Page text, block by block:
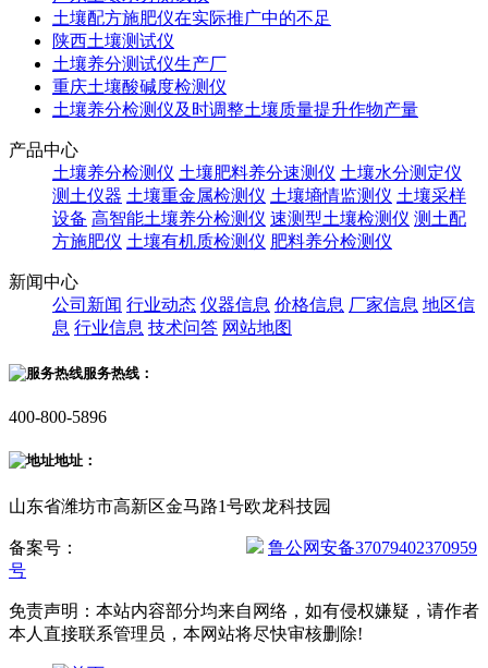
土壤配方施肥仪在实际推广中的不足
陕西土壤测试仪
土壤养分测试仪生产厂
重庆土壤酸碱度检测仪
土壤养分检测仪及时调整土壤质量提升作物产量
产品中心
土壤养分检测仪 土壤肥料养分速测仪 土壤水分测定仪
测土仪器 土壤重金属检测仪 土壤墒情监测仪 土壤采样
设备 高智能土壤养分检测仪 速测型土壤检测仪 测土配
方施肥仪 土壤有机质检测仪 肥料养分检测仪
新闻中心
公司新闻 行业动态 仪器信息 价格信息 厂家信息 地区信
息 行业信息 技术问答 网站地图
服务热线：
400-800-5896
地址：
山东省潍坊市高新区金马路1号欧龙科技园
备案号：
鲁公网安备37079402370959
号
免责声明：本站内容部分均来自网络，如有侵权嫌疑，请作者
本人直接联系管理员，本网站将尽快审核删除!